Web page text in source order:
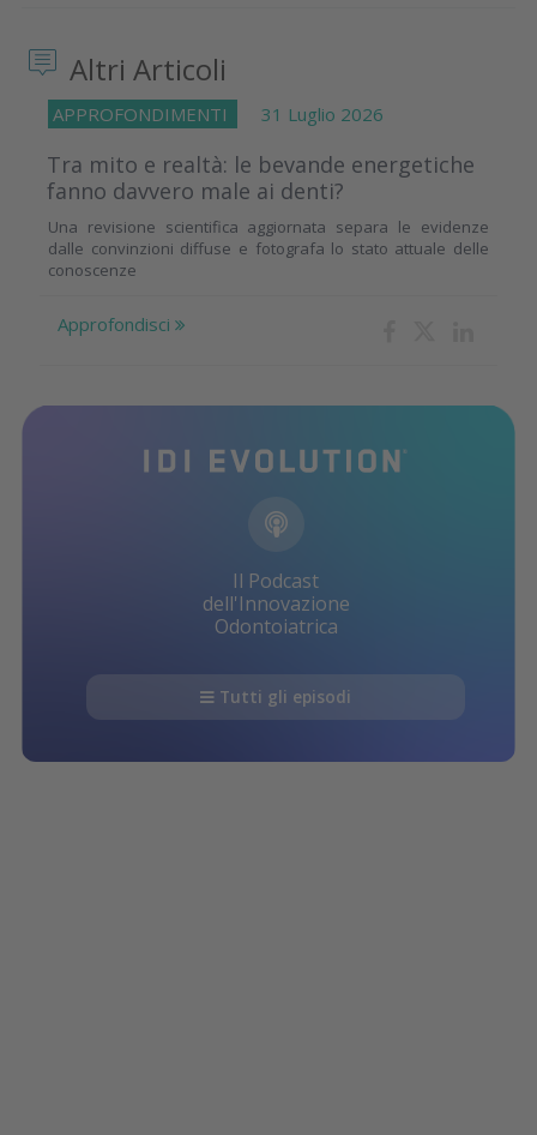
Altri Articoli
APPROFONDIMENTI 31 Luglio 2026
Tra mito e realtà: le bevande energetiche
fanno davvero male ai denti?
Una revisione scientifica aggiornata separa le evidenze
dalle convinzioni diffuse e fotografa lo stato attuale delle
conoscenze
Approfondisci
Il Podcast
dell'Innovazione
Odontoiatrica
Tutti gli episodi